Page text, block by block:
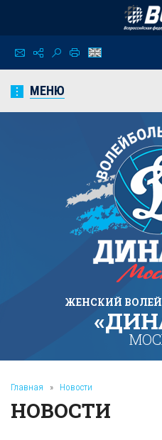
МЕНЮ
ЖЕНСКИЙ
Главная » Новости
НОВОСТИ